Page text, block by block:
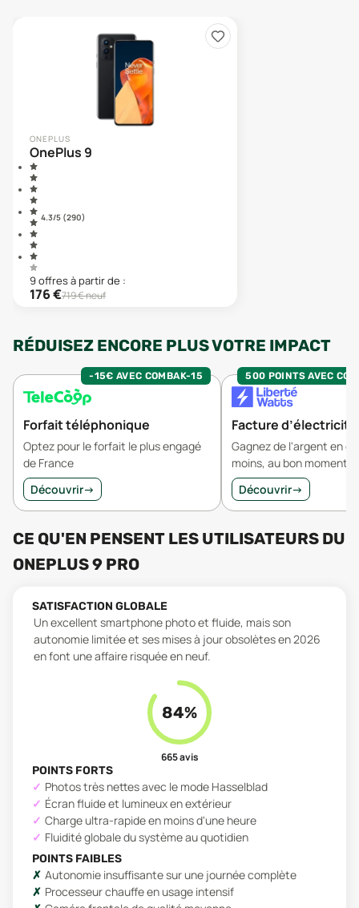
ONEPLUS
OnePlus 9
4.3/5 (290)
9offresà partir de :
176€719€ neuf
RÉDUISEZ ENCORE PLUS VOTRE IMPACT
-15€ AVEC COMBAK-15
Forfait téléphonique
Optez pour le forfait le plus engagé
de France
Découvrir→
500 POINTS AVEC
Facture d’électricité
Gagnez de l'argent en
moins, au bon moment.
Découvrir→
CE QU'EN PENSENT LES UTILISATEURS DU
ONEPLUS 9 PRO
SATISFACTION GLOBALE
Un excellent smartphone photo et fluide, mais son
autonomie limitée et ses mises à jour obsolètes en 2026
en font une affaire risquée en neuf.
84%
665avis
POINTS FORTS
Photos très nettes avec le mode Hasselblad
Écran fluide et lumineux en extérieur
Charge ultra-rapide en moins d'une heure
Fluidité globale du système au quotidien
POINTS FAIBLES
Autonomie insuffisante sur une journée complète
Processeur chauffe en usage intensif